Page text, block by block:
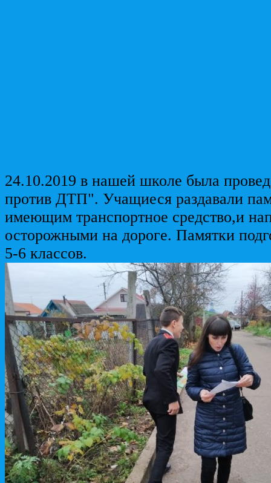
24.10.2019 в нашей школе была
против ДТП". Учащиеся раздавали
имеющим транспортное средство,и
осторожными на дороге. Памятки
5-6 классов.